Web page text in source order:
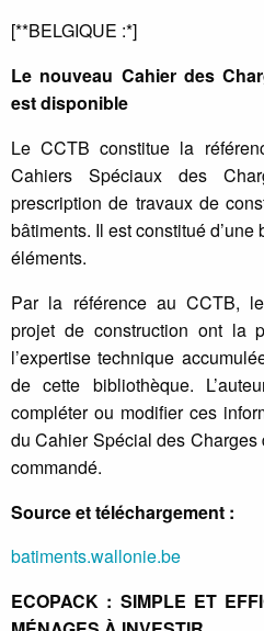
[**BELGIQUE :*]
Le nouveau Cahier des
est disponible
Le CCTB constitue la
Cahiers Spéciaux des
prescription de travaux de
bâtiments. Il est constitué
éléments.
Par la référence au CCTB,
projet de construction ont la
l’expertise technique
de cette bibliothèque.
compléter ou modifier ces
du Cahier Spécial des Charges
commandé.
Source et téléchargement :
batiments.wallonie.be
ECOPACK : SIMPLE ET